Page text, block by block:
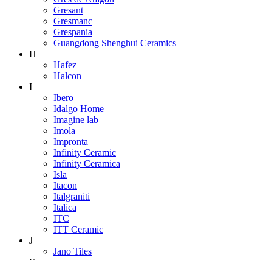
Gresant
Gresmanc
Grespania
Guangdong Shenghui Ceramics
H
Hafez
Halcon
I
Ibero
Idalgo Home
Imagine lab
Imola
Impronta
Infinity Ceramic
Infinity Ceramica
Isla
Itacon
Italgraniti
Italica
ITC
ITT Ceramic
J
Jano Tiles